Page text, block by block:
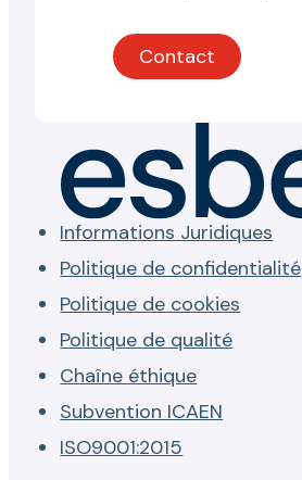
Contact
Informations Juridiques
Politique de confidentialité
Politique de cookies
Politique de qualité
Chaîne éthique
Subvention ICAEN
ISO9001:2015